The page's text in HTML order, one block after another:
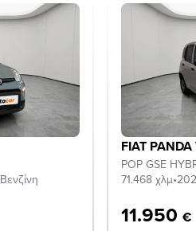
Βενζίνη
FIAT
POP GSE
71.468 χλμ•
11.950 €